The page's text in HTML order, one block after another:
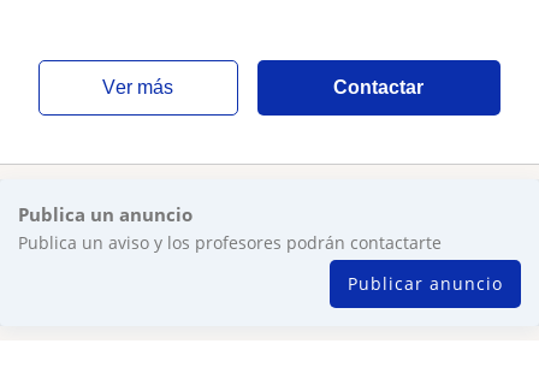
ver más Contactar
Publica un anuncio
Publica un aviso y los profesores podrán contactarte
Publicar anuncio